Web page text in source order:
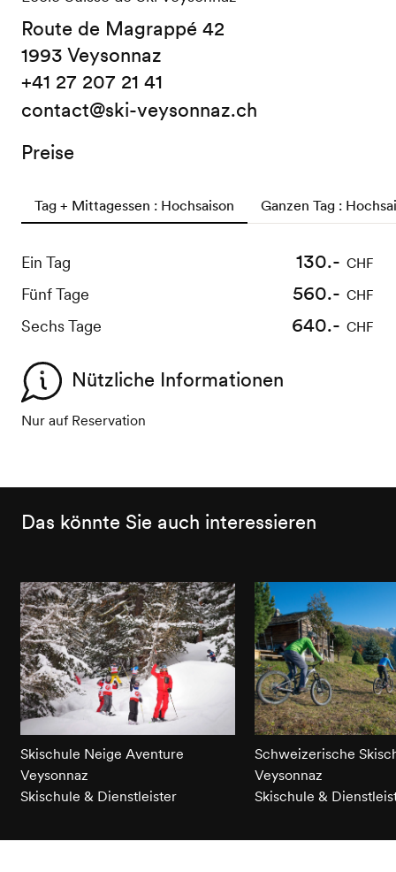
Route de Magrappé 42
1993 Veysonnaz
+41 27 207 21 41
contact@ski-veysonnaz.ch
Preise
Tag + Mittagessen : Hochsaison Ganzen Tag :
Ein Tag 130.- CHF
Fünf Tage 560.- CHF
Sechs Tage 640.- CHF
Ein Tag 110.- CHF
Fünf Tage 460.- CHF
Sechs Tage 520.- CHF
Ein Nachmittag 55.- CHF
Fünf Nachmittage 230.- CHF
Sechs Nachmittage 260.- CHF
Ein Vormittag 55.- CHF
Fünf Vormittage 230.- CHF
Sechs Vormittage 260.- CHF
Nützliche Informationen
Nur auf Reservation
Das könnte Sie auch interessieren
Skischule Neige Aventure
Veysonnaz
Skischule & Dienstleister
Schweizerische
Veysonnaz
Skischule &